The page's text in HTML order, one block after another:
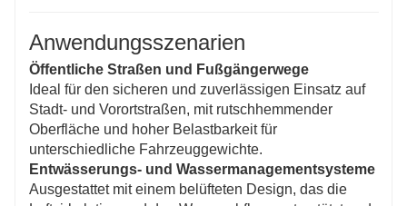
Anwendungsszenarien
Öffentliche Straßen und Fußgängerwege
Ideal für den sicheren und zuverlässigen Einsatz auf
Stadt- und Vorortstraßen, mit rutschhemmender
Oberfläche und hoher Belastbarkeit für
unterschiedliche Fahrzeuggewichte.
Entwässerungs- und Wassermanagementsysteme
Ausgestattet mit einem belüfteten Design, das die